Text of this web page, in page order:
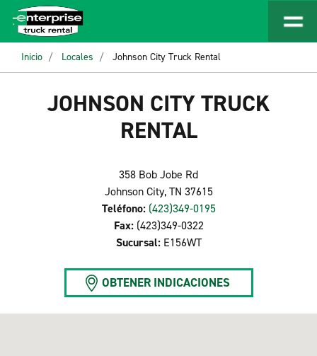
Inicio Locales Johnson City Truck Rental
JOHNSON CITY TRUCK
RENTAL
358 Bob Jobe Rd
Johnson City, TN 37615
Teléfono: (423)349-0195
Fax: (423)349-0322
Sucursal: E156WT
OBTENER INDICACIONES